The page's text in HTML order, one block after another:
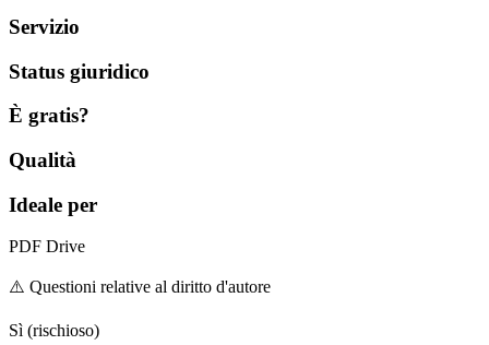
Servizio
Status giuridico
È gratis?
Qualità
Ideale per
PDF Drive
⚠️ Questioni relative al diritto d'autore
Sì (rischioso)